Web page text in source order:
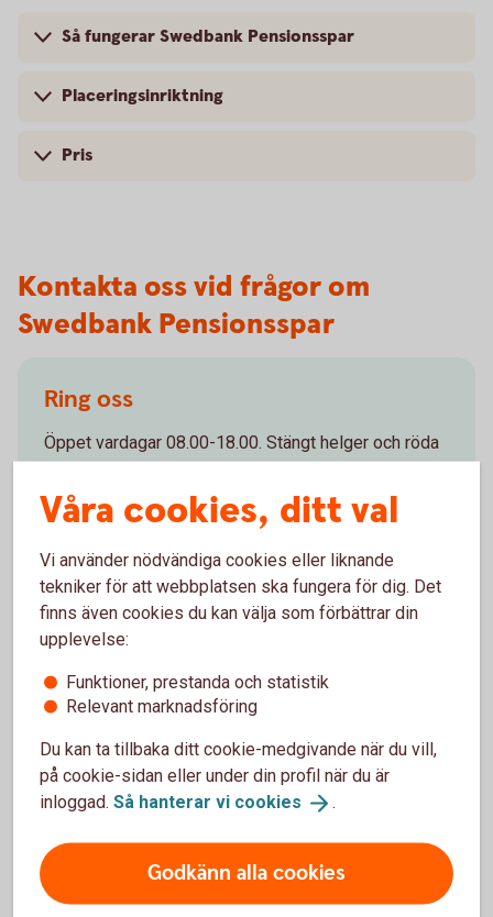
Så fungerar Swedbank Pensionsspar
Placeringsinriktning
Pris
Kontakta oss vid frågor om
Swedbank Pensionsspar
Ring oss
Öppet vardagar 08.00-18.00. Stängt helger och röda
dagar.
Ring 0771-22 11 22
Välkomen till ett av våra kontor så hjälper vi dig.
Hitta till oss
Ring oss - 0451 - 77 56 60
Våra cookies, ditt val
Vi använder nödvändiga cookies eller liknande
tekniker för att webbplatsen ska fungera för dig. Det
finns även cookies du kan välja som förbättrar din
upplevelse:
Funktioner, prestanda och statistik
Relevant marknadsföring
Du kan ta tillbaka ditt cookie-medgivande när du vill,
på cookie-sidan eller under din profil när du är
inloggad. Så hanterar vi cookies .
Godkänn alla cookies